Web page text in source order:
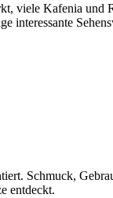
viele Kafenia und
interessante
Schmuck,
entdeckt.